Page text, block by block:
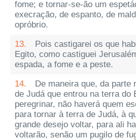
fome; e tornar-se-ão um
execração, de espanto, de
opróbrio.
13.
Pois castigarei os que
Egito, como castiguei
espada, a fome e a peste.
14.
De maneira que, da parte
de Judá que entrou na terra do
peregrinar, não haverá quem
para tornar à terra de Judá, à
grande desejo voltar, para ali
voltarão, senão um pugilo de